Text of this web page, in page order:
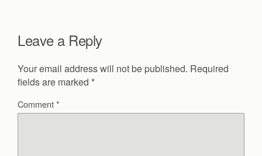
Leave a Reply
Your email address will not be published. Required
fields are marked *
Comment*